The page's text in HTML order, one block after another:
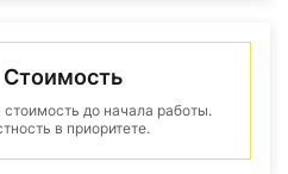
Стоимость
до начала работы.
в приоритете.